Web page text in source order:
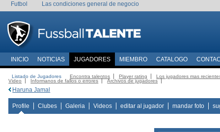
Futbol Las condiciones general de negocio
INICIO NOTICIAS JUGADORES MIEMBRO CATALOGO
Listado de Jugadores Encontra talentos Player rating
Los jugadores mas
Video
Informanos de fallos o errores Archivos de jugadores
Haruna Jamal
Profile Clubes Galeria Videos editar al jugador mandar foto